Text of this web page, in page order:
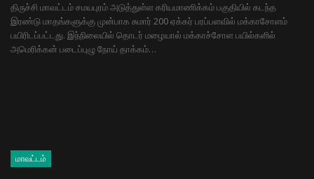
திருச்சி மாவட்டம் சமயபுரம் அடுத்துள்ள கரியமாணிக்கம் பகுதியில் கடந்த
இரண்டு மாதங்களுக்கு முன்பாக சுமார் 200 ஏக்கர் பரப்பளவில் மக்காசோளம்
பயிரிடப்பட்டது. இந்நிலையில் தொடர் மழையால் மக்காச்சோள பயில்களில்
அமெரிக்கன் படைப்புழு நோய் தாக்கம்…
மாவட்டம்